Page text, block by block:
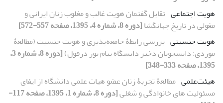
هویت اجتماعی تقابل گفتمان هویت غالب و مغلوب زنان ایرانی و
مغولی در تاریخ جهانگشا[دوره 8، شماره 4، 1395، صفحه 557-572]
هویت جنسیتی بررسی رابطۀ جامعه‌پذیری و هویت جنسیت (مطالعۀ
موردی: دانشجویان دختر دانشگاه پیام نور دزفول)
[دوره 8، شماره 3،
1395، صفحه 333-348]
هیئت‌علمی مطالعۀ تجربۀ زنان عضو هیات علمی دانشگاه از ایفای
مسئولیت های خانوادگی و شغلی
[دوره 8، شماره 1، 1395، صفحه 117-